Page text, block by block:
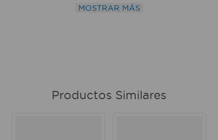
sustituible distribuye la carga eléctrica de manera
uniforme para prolongar la vida útil del mecanismo.
MOSTRAR MÁS
Productos Similares